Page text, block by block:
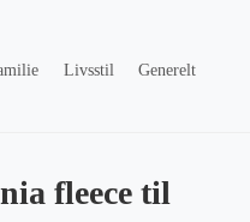
Livsstil
Generelt
fleece til